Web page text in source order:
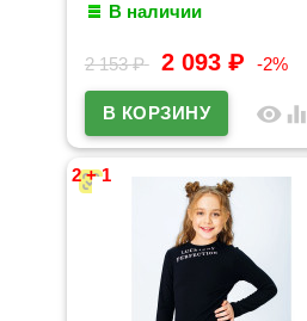
В наличии
2 153₽ 2 093 ₽ -2%
visibility equalizer
2 + 1